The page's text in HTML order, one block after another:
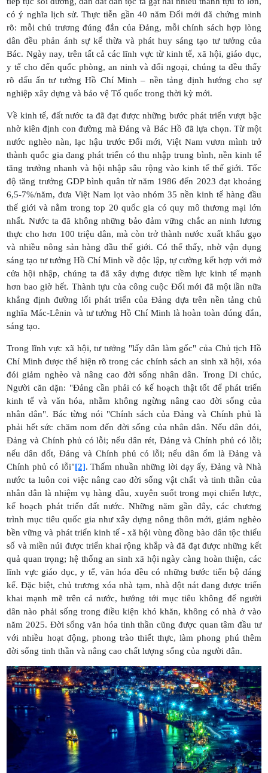
có ý nghĩa lịch sử. Thực tiễn gần 40 năm Đổi mới đã chứng minh
rõ: mỗi chủ trương đúng đắn của Đảng, mỗi chính sách hợp lòng
dân đều phản ánh sự kế thừa và phát huy sáng tạo tư tưởng của
Bác. Ngày nay, trên tất cả các lĩnh vực từ kinh tế, xã hội, giáo dục,
y tế cho đến quốc phòng, an ninh và đối ngoại, chúng ta đều thấy
rõ dấu ấn tư tưởng Hồ Chí Minh – nền tảng định hướng cho sự
nghiệp xây dựng và bảo vệ Tổ quốc trong thời kỳ mới.
Về kinh tế, đất nước ta đã đạt được những bước phát triển vượt bậc
nhờ kiên định con đường mà Đảng và Bác Hồ đã lựa chọn. Từ một
nước nghèo nàn, lạc hậu trước Đổi mới, Việt Nam vươn mình trở
thành quốc gia đang phát triển có thu nhập trung bình, nền kinh tế
tăng trưởng nhanh và hội nhập sâu rộng vào kinh tế thế giới. Tốc
độ tăng trưởng GDP bình quân từ năm 1986 đến 2023 đạt khoảng
6,5-7%/năm, đưa Việt Nam lọt vào nhóm 35 nền kinh tế hàng đầu
thế giới và nằm trong top 20 quốc gia có quy mô thương mại lớn
nhất. Nước ta đã không những bảo đảm vững chắc an ninh lương
thực cho hơn 100 triệu dân, mà còn trở thành nước xuất khẩu gạo
và nhiều nông sản hàng đầu thế giới. Có thể thấy, nhờ vận dụng
sáng tạo tư tưởng Hồ Chí Minh về độc lập, tự cường kết hợp với mở
cửa hội nhập, chúng ta đã xây dựng được tiềm lực kinh tế mạnh
hơn bao giờ hết. Thành tựu của công cuộc Đổi mới đã một lần nữa
khẳng định đường lối phát triển của Đảng dựa trên nền tảng chủ
nghĩa Mác-Lênin và tư tưởng Hồ Chí Minh là hoàn toàn đúng đắn,
sáng tạo.
Trong lĩnh vực xã hội, tư tưởng "lấy dân làm gốc" của Chủ tịch Hồ
Chí Minh được thể hiện rõ trong các chính sách an sinh xã hội, xóa
đói giảm nghèo và nâng cao đời sống nhân dân. Trong Di chúc,
Người căn dặn: "Đảng cần phải có kế hoạch thật tốt để phát triển
kinh tế và vǎn hóa, nhằm không ngừng nâng cao đời sống của
nhân dân". Bác từng nói "Chính sách của Đảng và Chính phủ là
phải hết sức chăm nom đến đời sống của nhân dân. Nếu dân đói,
Đảng và Chính phủ có lỗi; nếu dân rét, Đảng và Chính phủ có lỗi;
nếu dân dốt, Đảng và Chính phủ có lỗi; nếu dân ốm là Đảng và
Chính phủ có lỗi"[2]. Thấm nhuần những lời dạy ấy, Đảng và Nhà
nước ta luôn coi việc nâng cao đời sống vật chất và tinh thần của
nhân dân là nhiệm vụ hàng đầu, xuyên suốt trong mọi chiến lược,
kế hoạch phát triển đất nước. Những năm gần đây, các chương
trình mục tiêu quốc gia như xây dựng nông thôn mới, giảm nghèo
bền vững và phát triển kinh tế - xã hội vùng đồng bào dân tộc thiểu
số và miền núi được triển khai rộng khắp và đã đạt được những kết
quả quan trọng; hệ thống an sinh xã hội ngày càng hoàn thiện, các
lĩnh vực giáo dục, y tế, văn hóa đều có những bước tiến bộ đáng
kể. Đặc biệt, chủ trương xóa nhà tạm, nhà dột nát đang được triển
khai mạnh mẽ trên cả nước, hướng tới mục tiêu không để người
dân nào phải sống trong điều kiện khó khăn, không có nhà ở vào
năm 2025. Đời sống văn hóa tinh thần cũng được quan tâm đầu tư
với nhiều hoạt động, phong trào thiết thực, làm phong phú thêm
đời sống tinh thần và nâng cao chất lượng sống của người dân.